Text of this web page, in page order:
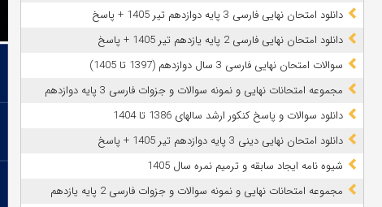
دانلود امتحان نهایی فارسی 3 پایه دوازدهم تیر 1405 + پاسخ
دانلود امتحان نهایی فارسی 2 پایه یازدهم تیر 1405 + پاسخ
سوالات امتحان نهایی فارسی 3 سال دوازدهم (1397 تا 1405)
مجموعه امتحانات نهایی و نمونه سوالات و جزوات فارسی 3 پایه دوازدهم
دانلود سوالات و پاسخ کنکور ارشد سالهای 1386 تا 1404
دانلود امتحان نهایی دینی 3 پایه دوازدهم تیر 1405 + پاسخ
شیوه نامه ایجاد سابقه و ترمیم نمره سال 1405
مجموعه امتحانات نهایی و نمونه سوالات و جزوات فارسی 2 پایه یازدهم